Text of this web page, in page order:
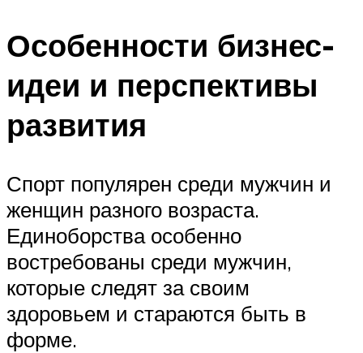
Особенности бизнес-
идеи и перспективы
развития
Спорт популярен среди мужчин и
женщин разного возраста.
Единоборства особенно
востребованы среди мужчин,
которые следят за своим
здоровьем и стараются быть в
форме.